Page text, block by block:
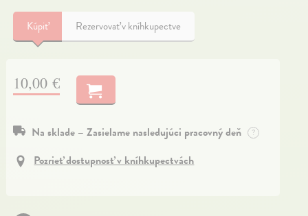
Kúpiť Rezervovať v kníhkupectve
10,00 €
Na sklade – Zasielame nasledujúci pracovný deň ?
Pozrieť dostupnosť v kníhkupectvách